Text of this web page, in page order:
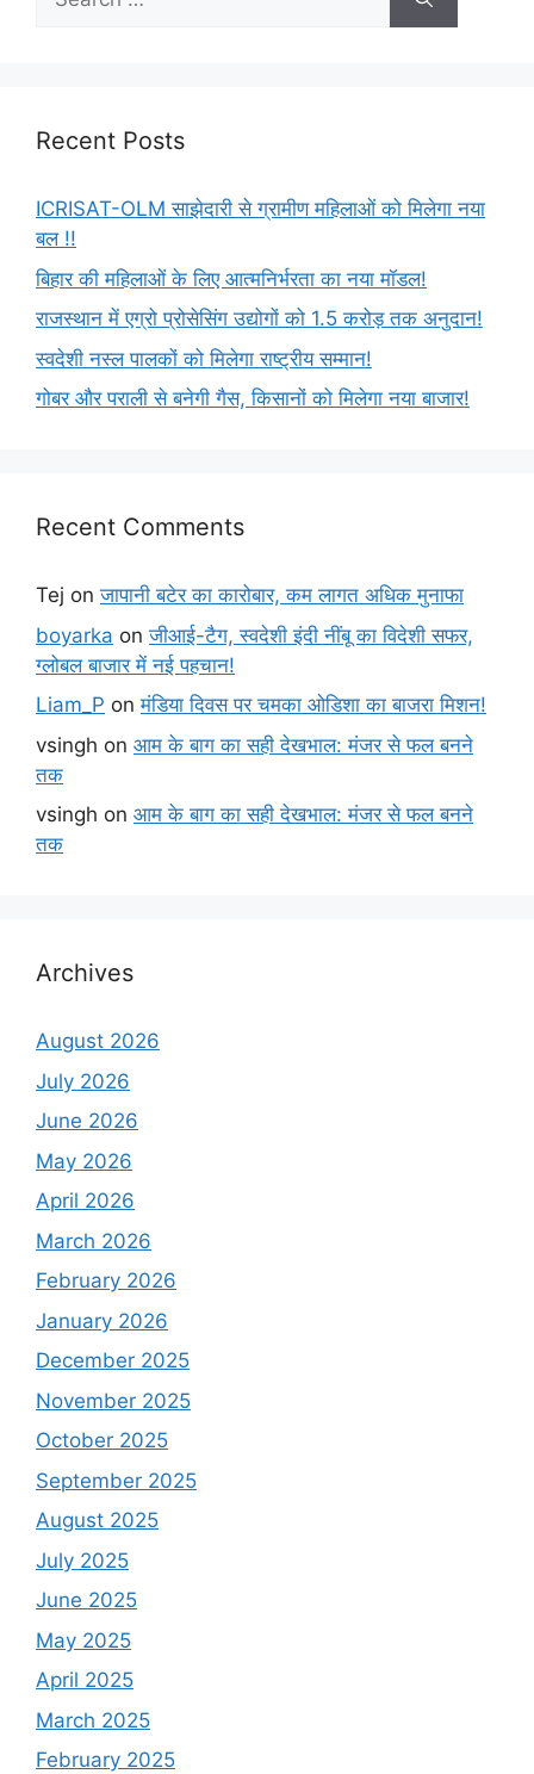
Recent Posts
ICRISAT-OLM साझेदारी से ग्रामीण महिलाओं को मिलेगा नया
बल !!
बिहार की महिलाओं के लिए आत्मनिर्भरता का नया मॉडल!
राजस्थान में एग्रो प्रोसेसिंग उद्योगों को 1.5 करोड़ तक अनुदान!
स्वदेशी नस्ल पालकों को मिलेगा राष्ट्रीय सम्मान!
गोबर और पराली से बनेगी गैस, किसानों को मिलेगा नया बाजार!
Recent Comments
Tej onजापानी बटेर का कारोबार, कम लागत अधिक मुनाफा
boyarka onजीआई-टैग, स्वदेशी इंदी नींबू का विदेशी सफर,
ग्लोबल बाजार में नई पहचान!
Liam_P onमंडिया दिवस पर चमका ओडिशा का बाजरा मिशन!
vsingh on आम के बाग का सही देखभाल: मंजर से फल बनने
तक
vsingh on आम के बाग का सही देखभाल: मंजर से फल बनने
तक
Archives
August 2026
July 2026
June 2026
May 2026
April 2026
March 2026
February 2026
January 2026
December 2025
November 2025
October 2025
September 2025
August 2025
July 2025
June 2025
May 2025
April 2025
March 2025
February 2025